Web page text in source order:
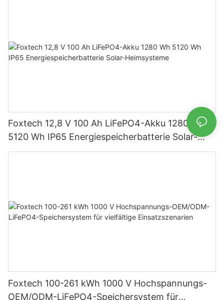
Foxtech 12,8 V 100 Ah LiFePO4-Akku 1280 Wh
5120 Wh IP65 Energiespeicherbatterie Solar-
Heimsysteme
Foxtech 100-261 kWh 1000 V Hochspannungs-
OEM/ODM-LiFePO4-Speichersystem für